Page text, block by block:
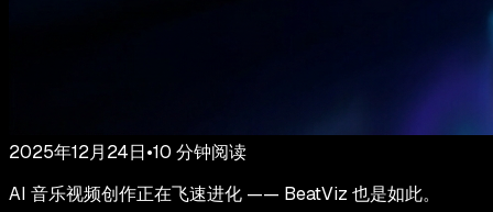
2025年12月24日•10 分钟阅读
AI 音乐视频创作正在飞速进化 —— BeatViz 也是如此。